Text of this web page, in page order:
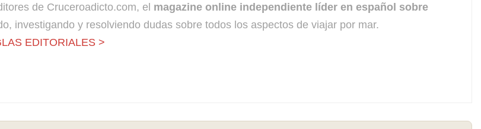
de Cruceroadicto.com, el magazine online independiente líder en español sobre
investigando y resolviendo dudas sobre todos los aspectos de viajar por mar.
EDITORIALES >